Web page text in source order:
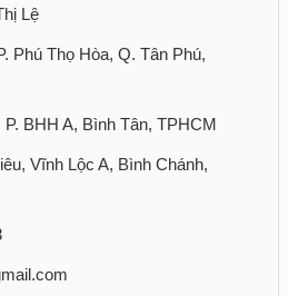
Lệ
Phú Thọ Hòa, Q. Tân Phú,
P. BHH A, Bình Tân, TPHCM
Vĩnh Lộc A, Bình Chánh,